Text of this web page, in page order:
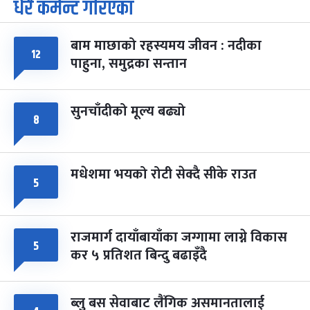
७
आइत
पूर्णिमा व्रत
चैत्र ७, २०८३-Mar 21, 2027
८ फागुपूर्णिमा
चैत्र ८, २०८३-Mar 22, 2027
७ महिना बाँकी
धेरै कमेन्ट गरिएका
१२ बाम माछाको रहस्यमय जीवन : नदीका
पाहुना, समुद्रका सन्तान
८ सुनचाँदीको मूल्य बढ्यो
५ मधेशमा भयको रोटी सेक्दै सीके राउत
५ राजमार्ग दायाँबायाँका जग्गामा लाग्ने विकास
कर ५ प्रतिशत बिन्दु बढाइँदै
ब्लु बस सेवाबाट लैंगिक असमानतालाई